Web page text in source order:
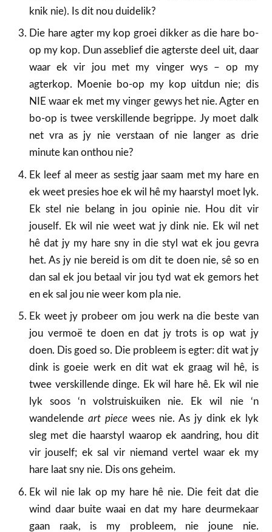
knik nie). Is dit nou duidelik?
Die hare agter my kop groei dikker as die hare bo-
op my kop. Dun asseblief die agterste deel uit, daar
waar ek vir jou met my vinger wys – op my
agterkop. Moenie bo-op my kop uitdun nie; dis
NIE waar ek met my vinger gewys het nie. Agter en
bo-op is twee verskillende begrippe. Jy moet dalk
net vra as jy nie verstaan of nie langer as drie
minute kan onthou nie?
Ek leef al meer as sestig jaar saam met my hare en
ek weet presies hoe ek wil hê my haarstyl moet lyk.
Ek stel nie belang in jou opinie nie. Hou dit vir
jouself. Ek wil nie weet wat jy dink nie. Ek wil net
hê dat jy my hare sny in die styl wat ek jou gevra
het. As jy nie bereid is om dit te doen nie, sê so en
dan sal ek jou betaal vir jou tyd wat ek gemors het
en ek sal jou nie weer kom pla nie.
Ek weet jy probeer om jou werk na die beste van
jou vermoë te doen en dat jy trots is op wat jy
doen. Dis goed so. Die probleem is egter: dit wat jy
dink is goeie werk en dit wat ek graag wil hê, is
twee verskillende dinge. Ek wil hare hê. Ek wil nie
lyk soos ‘n volstruiskuiken nie. Ek wil nie ‘n
wandelende art piecewees nie. As jy dink ek lyk
sleg met die haarstyl waarop ek aandring, hou dit
vir jouself; ek sal vir niemand vertel waar ek my
hare laat sny nie. Dis ons geheim.
Ek wil nie lak op my hare hê nie. Die feit dat die
wind daar buite waai en dat my hare deurmekaar
gaan raak, is my probleem, nie joune nie.